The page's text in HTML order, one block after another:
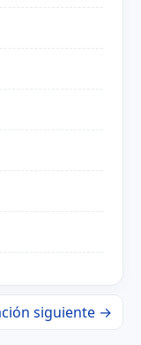
siguiente →